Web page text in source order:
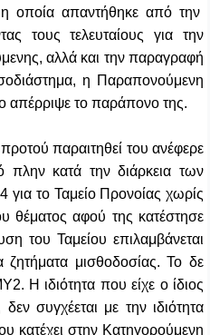
οποία απαντήθηκε από την
τους τελευταίους για την
αλλά και την παραγραφή
η Παραπονούμενη
απέρριψε το παράπονο της.
παραιτηθεί του ανέφερε
πλην κατά την διάρκεια των
για το Ταμείο Προνοίας χωρίς
θέματος αφού της κατέστησε
του Ταμείου επιλαμβάνεται
ζητήματα μισθοδοσίας. Το δε
Η ιδιότητα που είχε ο ίδιος
συγχέεται με την ιδιότητα
κατέχει στην Κατηγορούμενη